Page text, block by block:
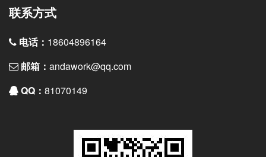
联系方式
电话： 18604896164
邮箱： andawork@qq.com
QQ： 81070149